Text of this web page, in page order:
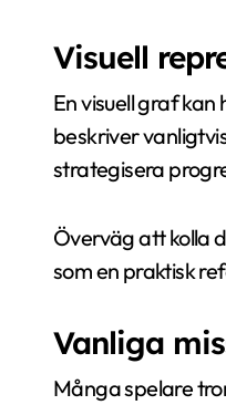
Visuell
En visuell graf
beskriver
strategisera
Överväg att kolla
som en praktisk
Vanliga
Många spelare